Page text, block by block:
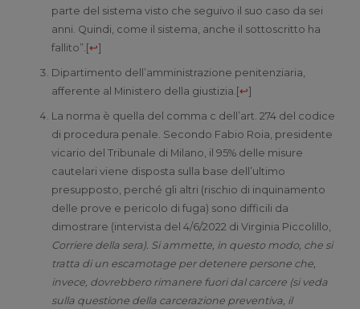
parte del sistema visto che seguivo il suo caso da sei
anni. Quindi, come il sistema, anche il sottoscritto ha
fallito”. [↩]
Dipartimento dell’amministrazione penitenziaria,
afferente al Ministero della giustizia. [↩]
La norma è quella del comma c dell’art. 274 del codice
di procedura penale. Secondo Fabio Roia, presidente
vicario del Tribunale di Milano, il 95% delle misure
cautelari viene disposta sulla base dell’ultimo
presupposto, perché gli altri (rischio di inquinamento
delle prove e pericolo di fuga) sono difficili da
dimostrare (intervista del 4/6/2022 di Virginia Piccolillo,
Corriere della sera). Si ammette, in questo modo, che si
tratta di un escamotage per detenere persone che,
invece, dovrebbero rimanere fuori dal carcere (si veda
sulla questione della carcerazione preventiva, il